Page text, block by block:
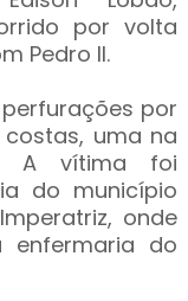
por volta
Pedro II.
por
uma na
A vítima foi
do município
onde
do